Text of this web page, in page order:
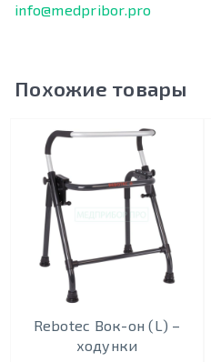
info@medpribor.pro
Похожие товары
Rebotec Вок-он (L) –
ходунки